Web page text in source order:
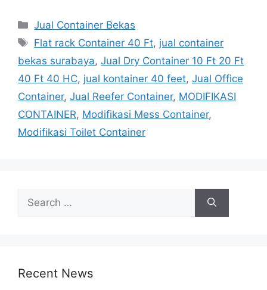
Categories
Jual Container Bekas
Tags
Flat rack Container 40 Ft, jual container
bekas surabaya, Jual Dry Container 10 Ft 20 Ft
40 Ft 40 HC, jual kontainer 40 feet, Jual Office
Container, Jual Reefer Container, MODIFIKASI
CONTAINER, Modifikasi Mess Container,
Modifikasi Toilet Container
for:
Recent News